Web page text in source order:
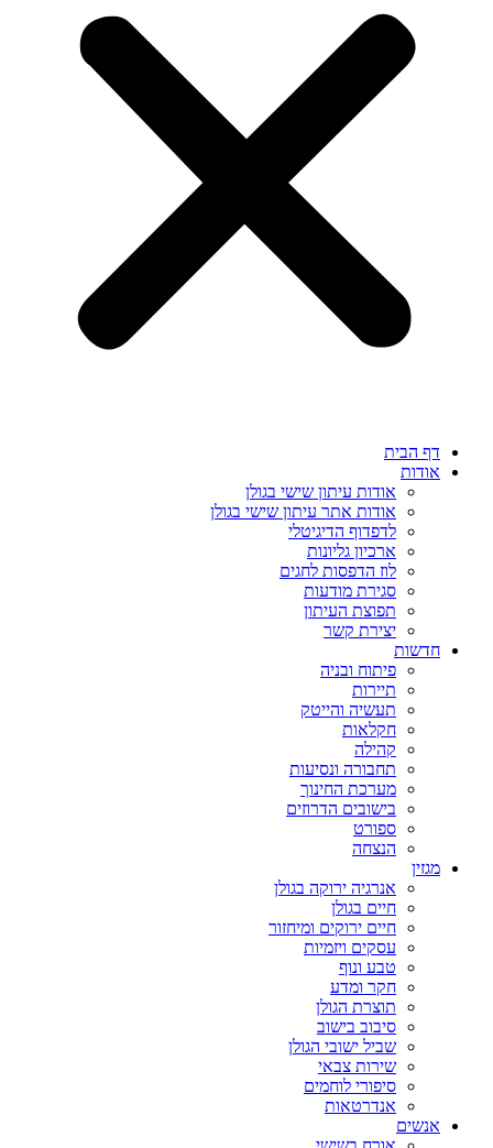
דף הבית
אודות
אודות עיתון שישי בגולן
אודות אתר עיתון שישי בגולן
לדפדוף הדיגיטלי
ארכיון גליונות
לוז הדפסות לחגים
סגירת מודעות
תפוצת העיתון
יצירת קשר
חדשות
פיתוח ובניה
תיירות
תעשיה והייטק
חקלאות
קהילה
תחבורה ונסיעות
מערכת החינוך
בישובים הדרוזים
ספורט
הנצחה
מגזין
אנרגיה ירוקה בגולן
חיים בגולן
חיים ירוקים ומיחזור
עסקים ויזמיות
טבע ונוף
חקר ומדע
תוצרת הגולן
סיבוב בישוב
שביל ישובי הגולן
שירות צבאי
סיפורי לוחמים
אנדרטאות
אנשים